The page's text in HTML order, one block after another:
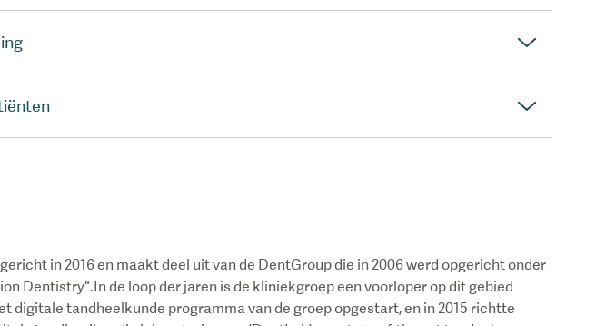
in 2016 en maakt deel uit van de DentGroup die in 2006 werd opgericht onder
Dentistry".In de loop der jaren is de kliniekgroep een voorloper op dit gebied
digitale tandheelkunde programma van de groep opgestart, en in 2015 richtte